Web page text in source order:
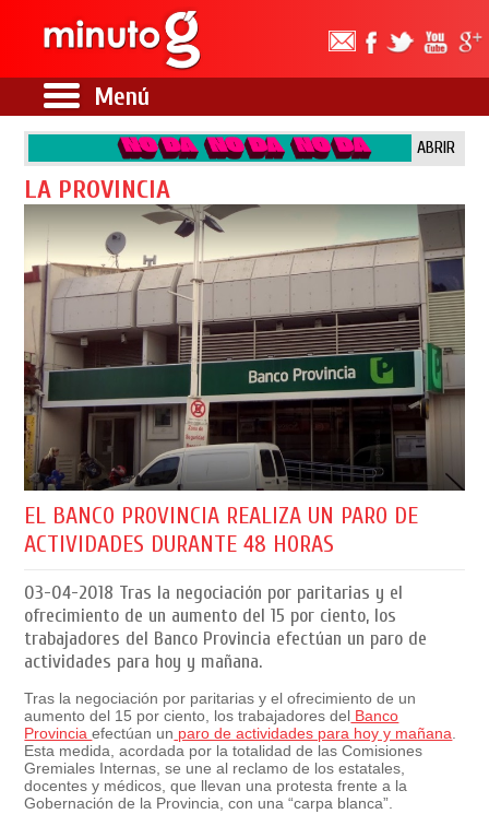
Menú
ABRIR
LA PROVINCIA
EL BANCO PROVINCIA REALIZA UN PARO DE
ACTIVIDADES DURANTE 48 HORAS
03-04-2018 Tras la negociación por paritarias y el
ofrecimiento de un aumento del 15 por ciento, los
trabajadores del Banco Provincia efectúan un paro de
actividades para hoy y mañana.
Tras la negociación por paritarias y el ofrecimiento de un
aumento del 15 por ciento, los trabajadores del Banco
Provinciaefectúan un paro de actividades para hoy y mañana.
Esta medida, acordada por la totalidad de las Comisiones
Gremiales Internas, se une al reclamo de los estatales,
docentes y médicos, que llevan una protesta frente a la
Gobernación de la Provincia, con una “carpa blanca”.